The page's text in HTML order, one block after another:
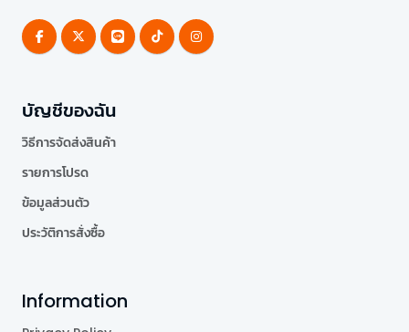
บัญชีของฉัน
วิธีการจัดส่งสินค้า
รายการโปรด
ข้อมูลส่วนตัว
ประวัติการสั่งซื้อ
Information